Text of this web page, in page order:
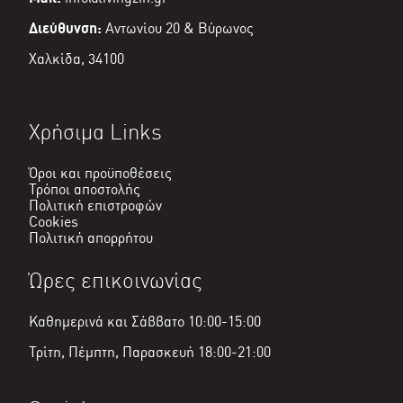
Διεύθυνση: Αντωνίου 20 & Βύρωνος
Χαλκίδα, 34100
Χρήσιμα Links
Όροι και προϋποθέσεις
Τρόποι αποστολής
Πολιτική επιστροφών
Cookies
Πολιτική απορρήτου
Ώρες επικοινωνίας
Καθημερινά και Σάββατο 10:00-15:00
Τρίτη, Πέμπτη, Παρασκευή 18:00-21:00